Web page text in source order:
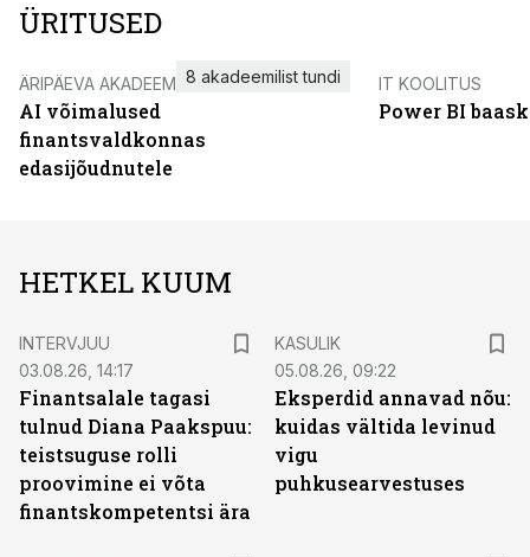
ÜRITUSED
ÄRIPÄEVA AKADEEMIA
AI võimalused
finantsvaldkonnas
edasijõudnutele
8 akadeemilist tundi IT KOOLITUS
Power BI
HETKEL KUUM
INTERVJUU
03.08.26, 14:17
Finantsalale tagasi
tulnud Diana Paakspuu:
teistsuguse rolli
proovimine ei võta
finantskompetentsi ära
KASULIK
05.08.26, 09:22
Eksperdid annavad nõu:
kuidas vältida levinud
vigu
puhkusearvestuses